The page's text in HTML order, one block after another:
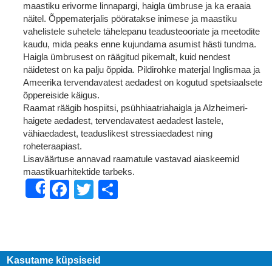
maastiku erivorme linnapargi, haigla ümbruse ja ka eraaia
näitel. Õppematerjalis pööratakse inimese ja maastiku
vahelistele suhetele tähelepanu teadusteooriate ja meetodite
kaudu, mida peaks enne kujundama asumist hästi tundma.
Haigla ümbrusest on räägitud pikemalt, kuid nendest
näidetest on ka palju õppida. Pildirohke materjal Inglismaa ja
Ameerika tervendavatest aedadest on kogutud spetsiaalsete
õppereiside käigus.
Raamat räägib hospiitsi, psühhiaatriahaigla ja Alzheimeri-
haigete aedadest, tervendavatest aedadest lastele,
vähiaedadest, teaduslikest stressiaedadest ning
roheteraapiast.
Lisaväärtuse annavad raamatule vastavad aiaskeemid
maastikuarhitektide tarbeks.
ShareFacebook
Twitter
Kasutame küpsiseid